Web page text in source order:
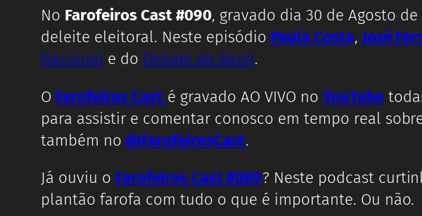
No Farofeiros Cast #090, gravado dia 30 de Agosto
deleite eleitoral. Neste episódio Paola Costa, José
Nacional e do Debate da Band.
O Farofeiros Cast é gravado AO VIVO no YouTube
para assistir e comentar conosco em tempo real
também no @FarofeirosCast.
Já ouviu o Farofeiros Cast #089? Neste podcast
plantão farofa com tudo o que é importante. Ou não.